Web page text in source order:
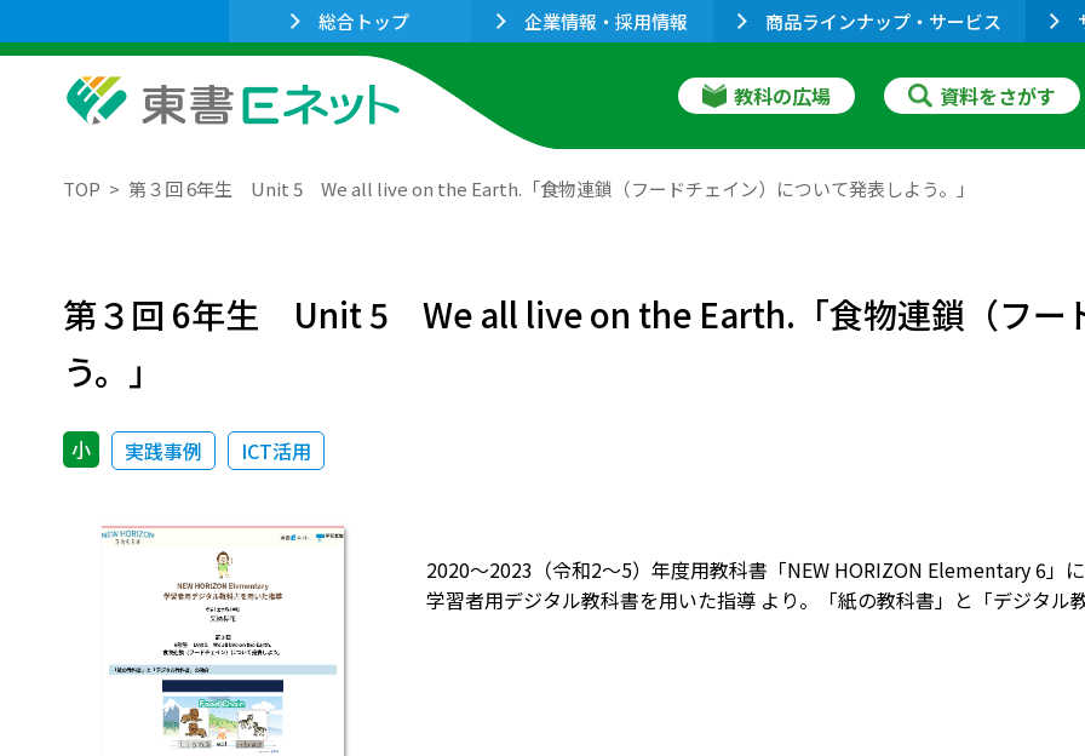
総合トップ 企業情報・採用情報 商品ラインナップ・サービス
教科の広場 資料をさがす
TOP 第３回 6年生 Unit 5 We all live on the Earth.「食物連鎖（フードチェイン）について発表しよう。」
第３回 6年生 Unit 5 We all live on the Earth.「食物連鎖（フー
う。」
小 実践事例 ICT活用
2020～2023（令和2～5）年度用教科書「NEW HORIZON Elementary 6」
学習者用デジタル教科書を用いた指導 より。「紙の教科書」と「デジタル